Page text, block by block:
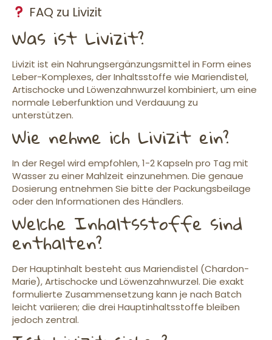
FAQ zu Livizit
Was ist Livizit?
Livizit ist ein Nahrungsergänzungsmittel in Form eines
Leber-Komplexes, der Inhaltsstoffe wie Mariendistel,
Artischocke und Löwenzahnwurzel kombiniert, um eine
normale Leberfunktion und Verdauung zu
unterstützen.
Wie nehme ich Livizit ein?
In der Regel wird empfohlen, 1-2 Kapseln pro Tag mit
Wasser zu einer Mahlzeit einzunehmen. Die genaue
Dosierung entnehmen Sie bitte der Packungsbeilage
oder den Informationen des Händlers.
Welche Inhaltsstoffe sind
enthalten?
Der Hauptinhalt besteht aus Mariendistel (Chardon-
Marie), Artischocke und Löwenzahnwurzel. Die exakt
formulierte Zusammensetzung kann je nach Batch
leicht variieren; die drei Hauptinhaltsstoffe bleiben
jedoch zentral.